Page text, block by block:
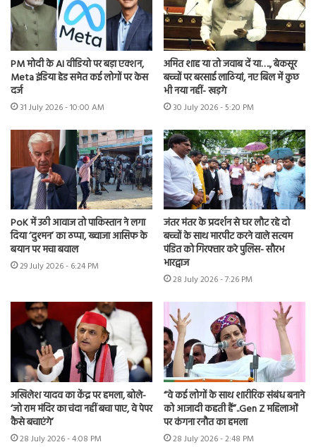
PM मोदी के AI वीडियो पर बड़ा एक्शन,
Meta इंडिया हेड समेत कई लोगों पर केस
दर्ज
31 July 2026 - 10:00 AM
अमित शाह या तो जवाब दें या…., बेकसूर
बच्चों पर बरसाई लाठियां, नए बिल में कुछ
भी नया नहीं- खड़गे
30 July 2026 - 5:20 PM
PoK में उठी आवाज तो पाकिस्तान ने लगा
दिया ‘दुश्मन’ का ठप्पा, ख्वाजा आसिफ के
बयान पर मचा बवाल
29 July 2026 - 6:24 PM
जंतर मंतर के प्रदर्शन से घर लौट रहे दो
बच्चों के साथ मारपीट करने वाले सत्यम
पंडित को गिरफ्तार करे पुलिस- सौरभ
भारद्वाज
28 July 2026 - 7:26 PM
अखिलेश यादव का केंद्र पर हमला, बोले-
‘जो राम मंदिर का चंदा नहीं बचा पाए, वे पेपर
कैसे बचाएंगे’
28 July 2026 - 4:08 PM
“वे कई लोगों के साथ शारीरिक संबंध बनाने
को आजादी कहती हैं”..Gen Z महिलाओं
पर कंगना रनौत का हमला
28 July 2026 - 2:48 PM